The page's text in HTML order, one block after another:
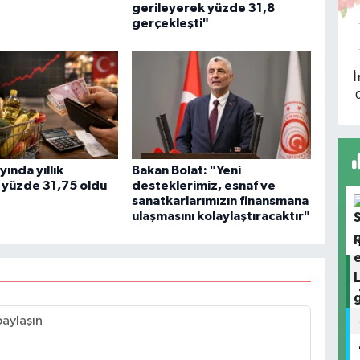
gerileyerek yüzde 31,8
gerçekleşti"
yıllık
31,75 oldu
Bakan Bolat: "Yeni
desteklerimiz, esnaf ve
sanatkarlarımızın finansmana
ulaşmasını kolaylaştıracaktır"